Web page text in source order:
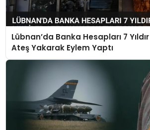
Lübnan’da Banka Hesapları 7
Ateş Yakarak Eylem Yaptı